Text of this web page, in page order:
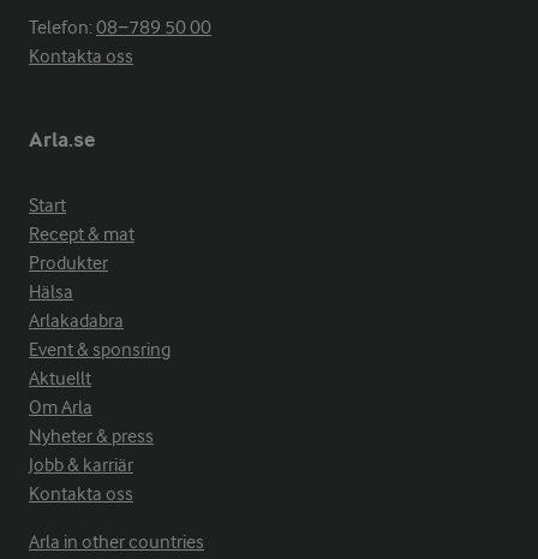
Telefon:08−789 50 00
Kontakta oss
Arla.se
Start
Recept & mat
Produkter
Hälsa
Arlakadabra
Event & sponsring
Aktuellt
Om Arla
Nyheter & press
Jobb & karriär
Kontakta oss
Arla in other countries